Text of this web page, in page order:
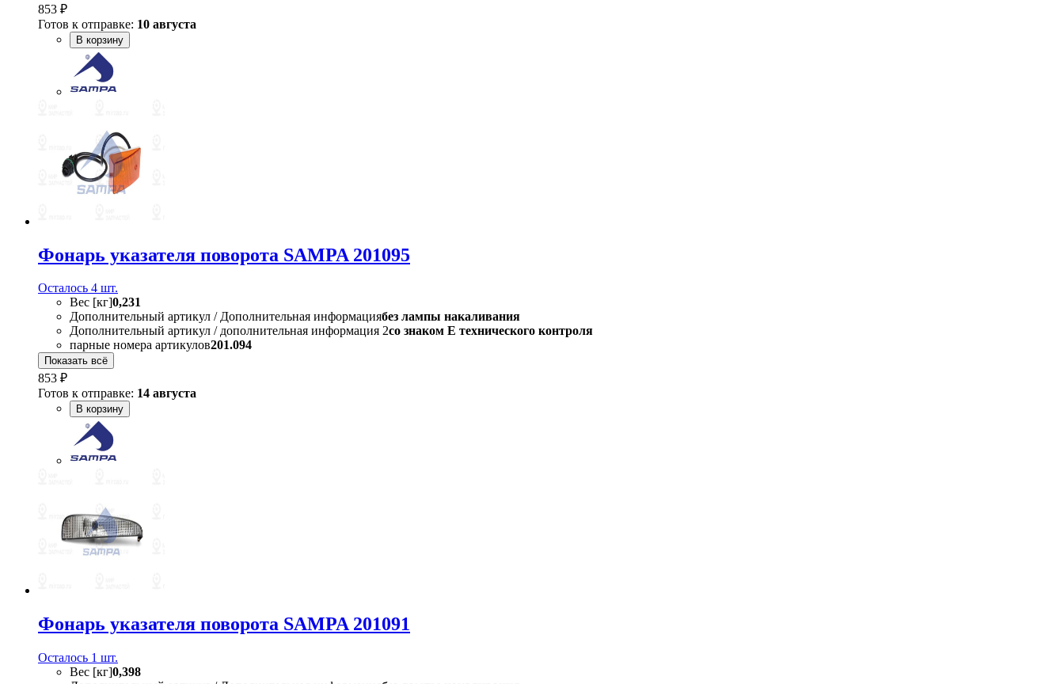
853 ₽
Готов к отправке: 10 августа
В корзину
Фонарь указателя поворота SAMPA 201095
Осталось 4 шт.
Вес [кг]0,231
Дополнительный артикул / Дополнительная информациябез лампы накаливания
Дополнительный артикул / дополнительная информация 2со знаком Е технического контроля
парные номера артикулов201.094
Показать всё
853 ₽
Готов к отправке: 14 августа
В корзину
Фонарь указателя поворота SAMPA 201091
Осталось 1 шт.
Вес [кг]0,398